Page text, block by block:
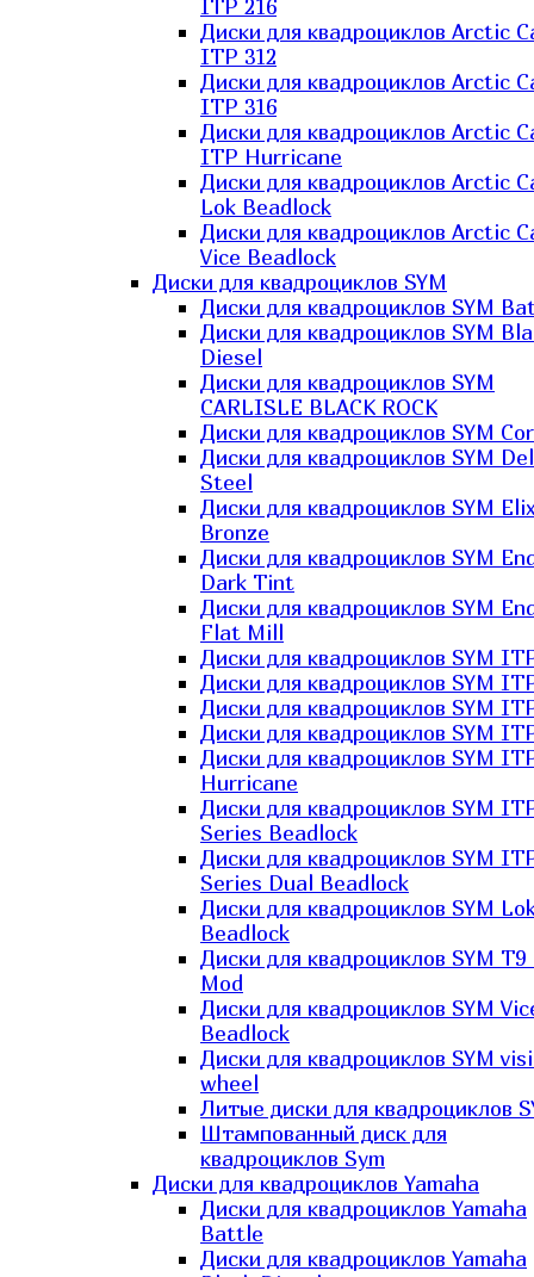
ITP 216
Диски для квадроциклов Arctic
ITP 312
Диски для квадроциклов Arctic
ITP 316
Диски для квадроциклов Arctic
ITP Hurricane
Диски для квадроциклов Arctic
Lok Beadlock
Диски для квадроциклов Arctic
Vice Beadlock
Диски для квадроциклов SYM
Диски для квадроциклов SYM
Диски для квадроциклов SYM
Diesel
Диски для квадроциклов SYM
CARLISLE BLACK ROCK
Диски для квадроциклов SYM
Диски для квадроциклов SYM
Steel
Диски для квадроциклов SYM
Bronze
Диски для квадроциклов SYM
Dark Tint
Диски для квадроциклов SYM
Flat Mill
Диски для квадроциклов SYM
Диски для квадроциклов SYM
Диски для квадроциклов SYM
Диски для квадроциклов SYM
Диски для квадроциклов SYM
Hurricane
Диски для квадроциклов SYM
Series Beadlock
Диски для квадроциклов SYM
Series Dual Beadlock
Диски для квадроциклов SYM
Beadlock
Диски для квадроциклов SYM T9
Mod
Диски для квадроциклов SYM
Beadlock
Диски для квадроциклов SYM
wheel
Литые диски для квадроциклов
Штампованный диск для
квадроциклов Sym
Диски для квадроциклов Yamaha
Диски для квадроциклов Yamaha
Battle
Диски для квадроциклов Yamaha